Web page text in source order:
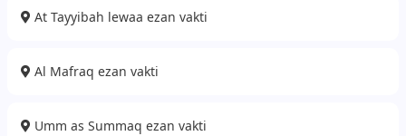
At Tayyibah lewaa ezan vakti
Al Mafraq ezan vakti
Umm as Summaq ezan vakti